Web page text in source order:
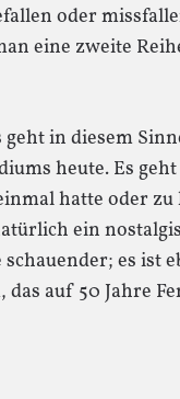
oder
eine zweite
geht in diesem
heute. Es
hatte oder zu
ein
es ist
auf 50 Jahre